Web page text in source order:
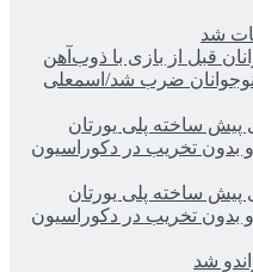
شد
قبل از بازی با ذوب‌آهن
نوجوانان ضرب شد/اسمعلی
پیش ساخته پلی یورتان
بدون تخریب در دکوراسیون
پیش ساخته پلی یورتان
بدون تخریب در دکوراسیون
شد